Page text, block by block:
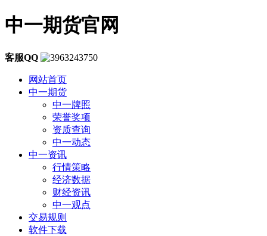
中一期货官网
客服QQ
网站首页
中一期货
中一牌照
荣誉奖项
资质查询
中一动态
中一资讯
行情策略
经济数据
财经资讯
中一观点
交易规则
软件下载